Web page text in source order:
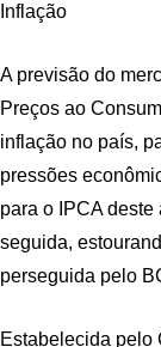
Inflação
A previsão do
Preços ao
inflação no país,
pressões
para o IPCA
seguida,
perseguida pelo
Estabelecida pelo